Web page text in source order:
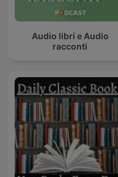
Audio libri e Audio
racconti